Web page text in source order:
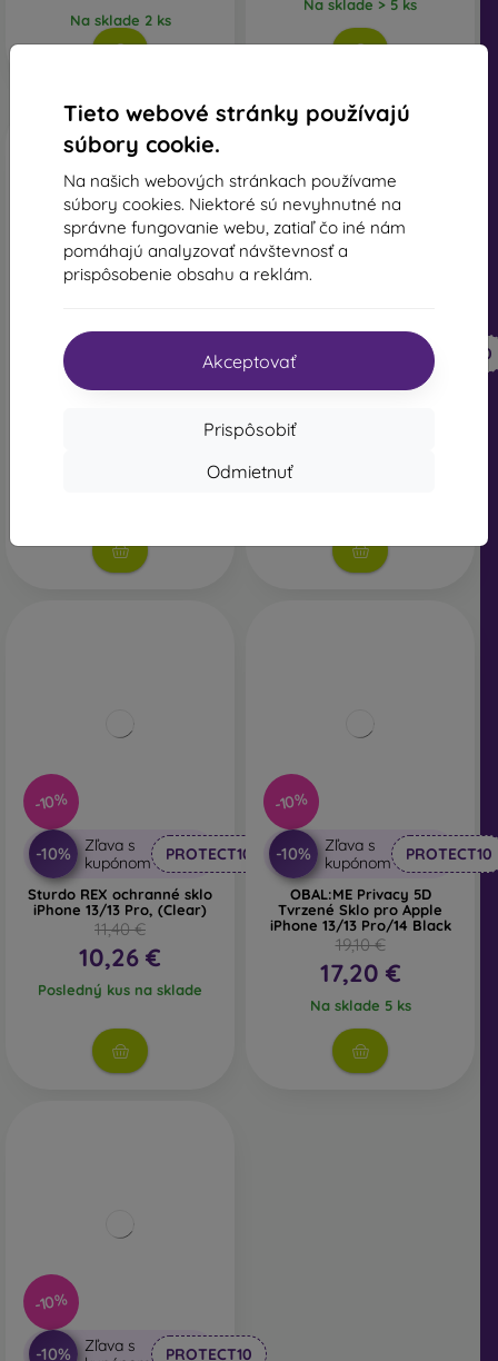
Tieto webové stránky používajú
súbory cookie.
Na našich webových stránkach používame
súbory cookies. Niektoré sú nevyhnutné na
správne fungovanie webu, zatiaľ čo iné nám
pomáhajú analyzovať návštevnosť a
prispôsobenie obsahu a reklám.
Akceptovať
Prispôsobiť
Odmietnuť
Na sklade 2 ks
Na sklade > 5 ks
-10% PROTECT10
Ochranné sklo Privacy
-10% PROTECT10
Tactical Glass Impact
iPhone 13/13 Pro/14
-10%
-10%
Zľava s
kupónom
PROTECT10
Sturdo REX ochranné sklo
iPhone 13/13 Pro, (Clear)
11,40 €
10,26 €
Posledný kus na sklade
-10%
-10%
Zľava s
kupónom
PROTECT10
OBAL:ME Privacy 5D
Tvrzené Sklo pro Apple
iPhone 13/13 Pro/14 Black
19,10 €
17,20 €
Na sklade 5 ks
-10%
-10%
Zľava s
PROTECT10